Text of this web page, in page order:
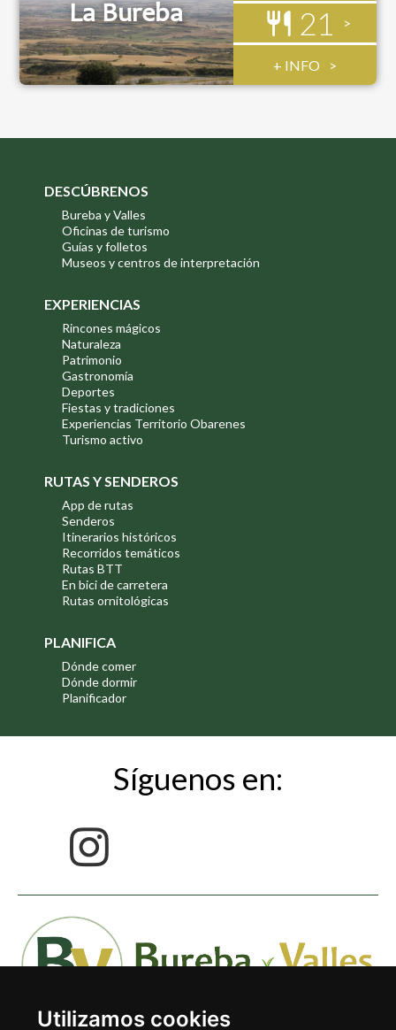
Utilizamos cookies
La Bureba
21
+ INFO
DESCÚBRENOS
Bureba y Valles
Oficinas de turismo
Guías y folletos
Museos y centros de interpretación
EXPERIENCIAS
Rincones mágicos
Naturaleza
Patrimonio
Gastronomía
Deportes
Fiestas y tradiciones
Experiencias Territorio Obarenes
Turismo activo
RUTAS Y SENDEROS
App de rutas
Senderos
Itinerarios históricos
Recorridos temáticos
Rutas BTT
En bici de carretera
Rutas ornitológicas
PLANIFICA
Dónde comer
Dónde dormir
Planificador
Síguenos en: